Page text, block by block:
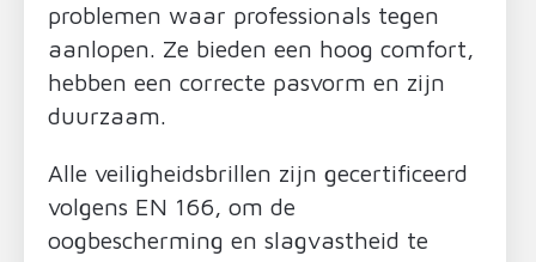
problemen waar professionals tegen
aanlopen. Ze bieden een hoog comfort,
hebben een correcte pasvorm en zijn
duurzaam.
Alle veiligheidsbrillen zijn gecertificeerd
volgens EN 166, om de
oogbescherming en slagvastheid te